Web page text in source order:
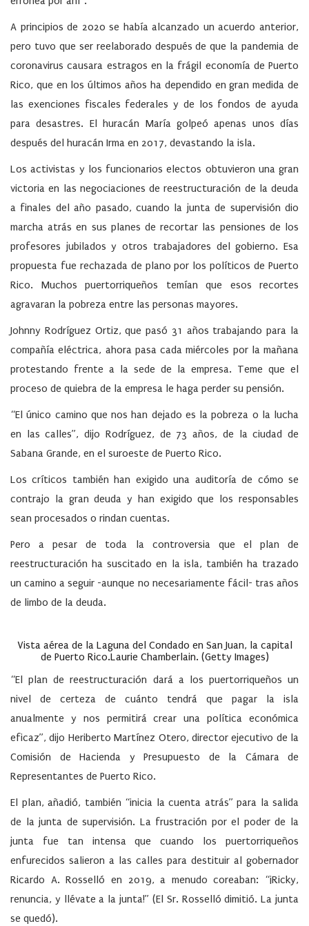
A principios de 2020 se había alcanzado un acuerdo anterior,
pero tuvo que ser reelaborado después de que la pandemia de
coronavirus causara estragos en la frágil economía de Puerto
Rico, que en los últimos años ha dependido en gran medida de
las exenciones fiscales federales y de los fondos de ayuda
para desastres. El huracán María golpeó apenas unos días
después del huracán Irma en 2017, devastando la isla.
Los activistas y los funcionarios electos obtuvieron una gran
victoria en las negociaciones de reestructuración de la deuda
a finales del año pasado, cuando la junta de supervisión dio
marcha atrás en sus planes de recortar las pensiones de los
profesores jubilados y otros trabajadores del gobierno. Esa
propuesta fue rechazada de plano por los políticos de Puerto
Rico. Muchos puertorriqueños temían que esos recortes
agravaran la pobreza entre las personas mayores.
Johnny Rodríguez Ortiz, que pasó 31 años trabajando para la
compañía eléctrica, ahora pasa cada miércoles por la mañana
protestando frente a la sede de la empresa. Teme que el
proceso de quiebra de la empresa le haga perder su pensión.
“El único camino que nos han dejado es la pobreza o la lucha
en las calles”, dijo Rodríguez, de 73 años, de la ciudad de
Sabana Grande, en el suroeste de Puerto Rico.
Los críticos también han exigido una auditoría de cómo se
contrajo la gran deuda y han exigido que los responsables
sean procesados o rindan cuentas.
Pero a pesar de toda la controversia que el plan de
reestructuración ha suscitado en la isla, también ha trazado
un camino a seguir -aunque no necesariamente fácil- tras años
de limbo de la deuda.
Vista aérea de la Laguna del Condado en San Juan, la capital
de Puerto Rico.Laurie Chamberlain. (Getty Images)
“El plan de reestructuración dará a los puertorriqueños un
nivel de certeza de cuánto tendrá que pagar la isla
anualmente y nos permitirá crear una política económica
eficaz”, dijo Heriberto Martínez Otero, director ejecutivo de la
Comisión de Hacienda y Presupuesto de la Cámara de
Representantes de Puerto Rico.
El plan, añadió, también “inicia la cuenta atrás” para la salida
de la junta de supervisión. La frustración por el poder de la
junta fue tan intensa que cuando los puertorriqueños
enfurecidos salieron a las calles para destituir al gobernador
Ricardo A. Rosselló en 2019, a menudo coreaban: “¡Ricky,
renuncia, y llévate a la junta!” (El Sr. Rosselló dimitió. La junta
se quedó).